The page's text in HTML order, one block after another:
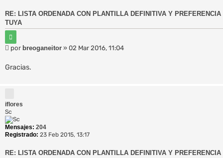
RE: LISTA ORDENADA CON PLANTILLA DEFINITIVA Y
TUYA
i
t
M
n
por breoganeitor » 02 Mar 2016, 11:04
Gracias.
iflores
Sc
Mensajes: 204
Registrado: 23 Feb 2015, 13:17
RE: LISTA ORDENADA CON PLANTILLA DEFINITIVA Y